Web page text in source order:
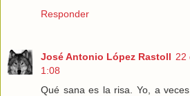
Responder
José Antonio López Rastoll 22
1:08
Qué sana es la risa. Yo, a